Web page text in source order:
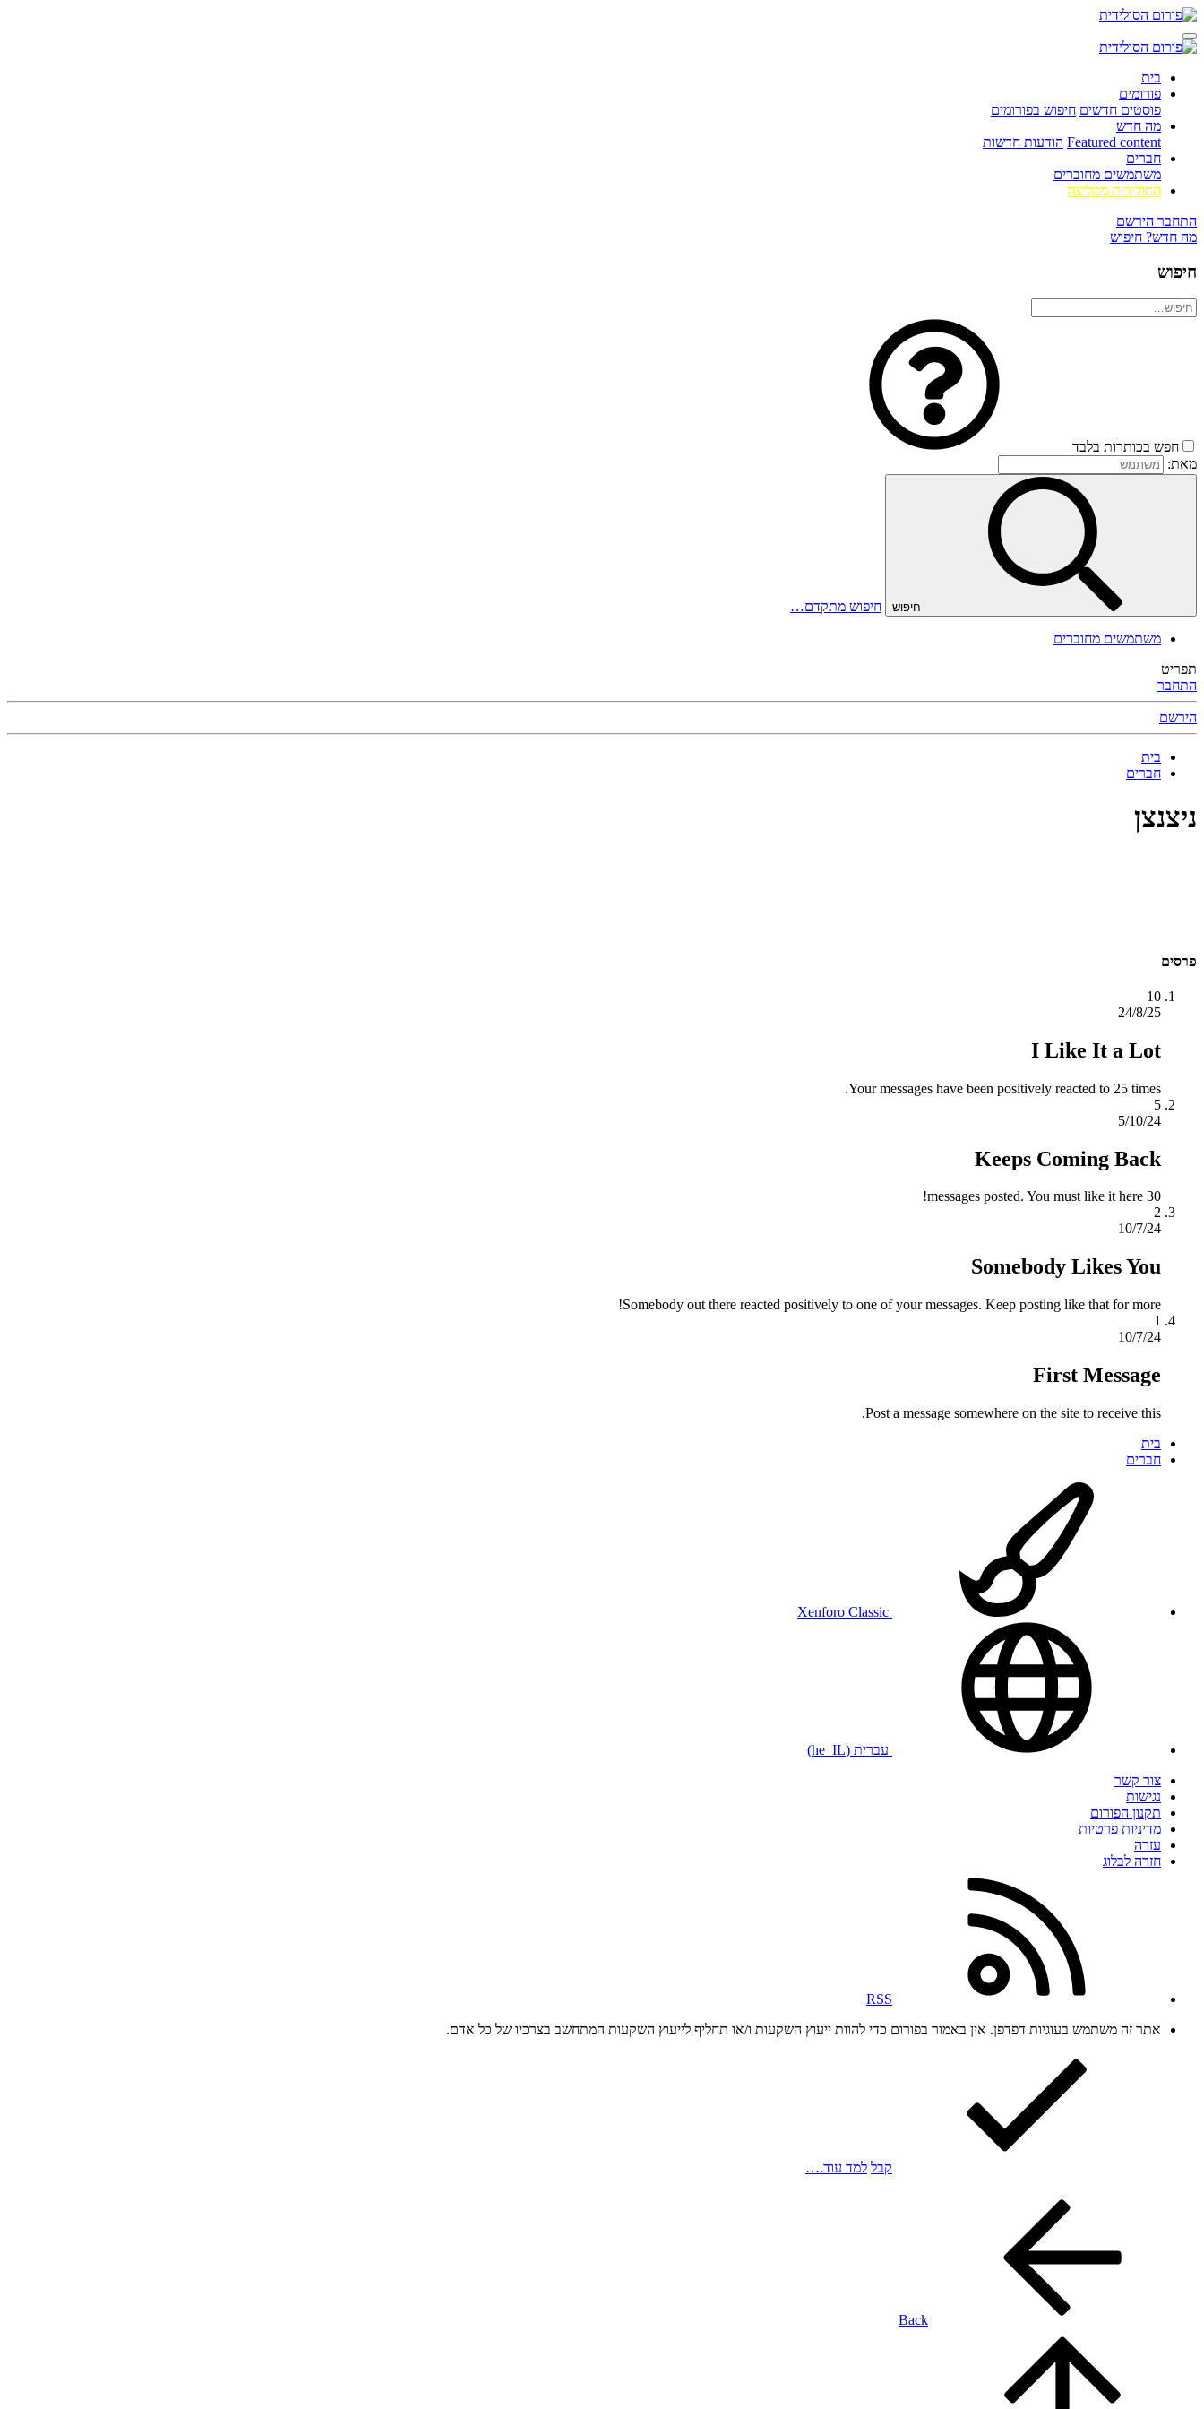
בית
פורומים
פוסטים חדשים חיפוש בפורומים
מה חדש
Featured content הודעות חדשות
חברים
משתמשים מחוברים
הסולידית ממליצה
התחבר הירשם
מה חדש? חיפוש
חיפוש
חפש בכותרות בלבד
מאת:
חיפוש חיפוש מתקדם…
משתמשים מחוברים
תפריט
התחבר
הירשם
בית
חברים
ניצנצן
פרסים
10
24/8/25
I Like It a Lot
Your messages have been positively reacted to 25 times.
5
5/10/24
Keeps Coming Back
30 messages posted. You must like it here!
2
10/7/24
Somebody Likes You
Somebody out there reacted positively to one of your messages. Keep posting like that for more!
1
10/7/24
First Message
Post a message somewhere on the site to receive this.
בית
חברים
עברית (he_IL)
צור קשר
נגישות
תקנון הפורום
מדיניות פרטיות
עזרה
חזרה לבלוג
RSS
אתר זה משתמש בעוגיות דפדפן. אין באמור בפורום כדי להוות ייעוץ השקעות ו/או תחליף לייעוץ השקעות המתחשב בצרכיו של כל אדם.
קבל למד עוד.…
Back